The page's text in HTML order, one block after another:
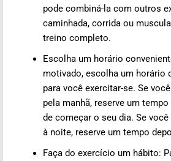
pode combiná-la com outros
caminhada, corrida ou
treino completo.
Escolha um horário
motivado, escolha um horário
para você exercitar-se. Se
pela manhã, reserve um
de começar o seu dia. Se
à noite, reserve um tempo
Faça do exercício um hábito: